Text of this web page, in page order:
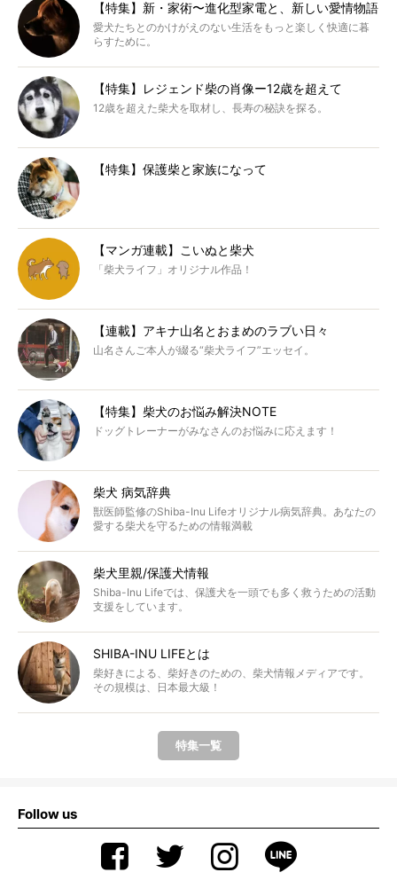
【特集】新・家術〜進化型家電と、新しい愛情物語
愛犬たちとのかけがえのない生活をもっと楽しく快適に暮
らすために。
【特集】レジェンド柴の肖像ー12歳を超えて
12歳を超えた柴犬を取材し、長寿の秘訣を探る。
【特集】保護柴と家族になって
【マンガ連載】こいぬと柴犬
「柴犬ライフ」オリジナル作品！
【連載】アキナ山名とおまめのラブい日々
山名さんご本人が綴る“柴犬ライフ”エッセイ。
【特集】柴犬のお悩み解決NOTE
ドッグトレーナーがみなさんのお悩みに応えます！
柴犬 病気辞典
獣医師監修のShiba-Inu Lifeオリジナル病気辞典。あなたの
愛する柴犬を守るための情報満載
柴犬里親/保護犬情報
Shiba-Inu Lifeでは、保護犬を一頭でも多く救うための活動
支援をしています。
SHIBA-INU LIFEとは
柴好きによる、柴好きのための、柴犬情報メディアです。
その規模は、日本最大級！
特集一覧
Follow us